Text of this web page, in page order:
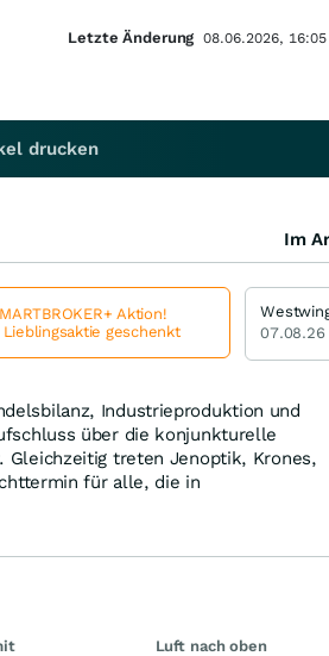
Industrieproduktion und
über die konjunkturelle
Gleichzeitig treten Jenoptik, Krones,
für alle, die in
Luft nach oben
Letzte Änderung 08.06.2026, 16:05
drucken
Im
Aktion!
Lieblingsaktie geschenkt
07.08.26